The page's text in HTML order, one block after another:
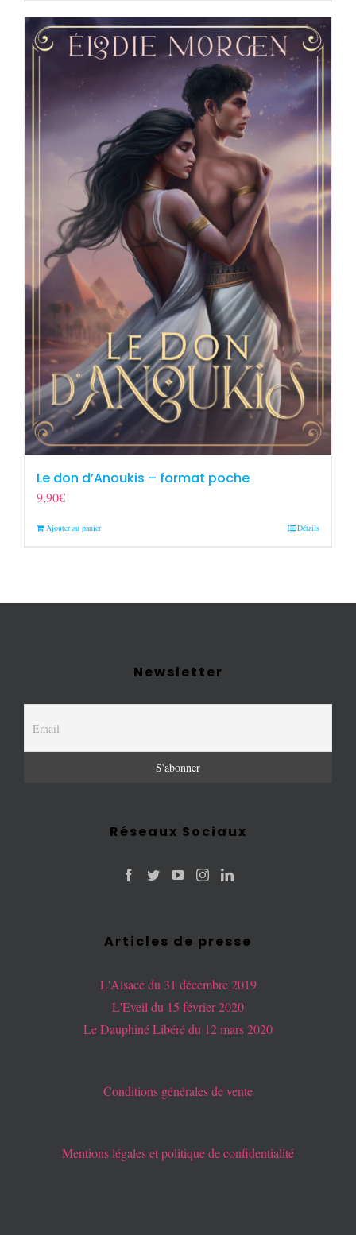
Le don d’Anoukis – format poche
9,90€
Ajouter au panier Détails
Newsletter
Réseaux Sociaux
Articles de presse
L'Alsace du 31 décembre 2019
L'Eveil du 15 février 2020
Le Dauphiné Libéré du 12 mars 2020
Conditions générales de vente
Mentions légales et politique de confidentialité